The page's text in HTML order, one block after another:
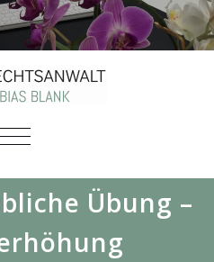
SCHALTE
Übung –